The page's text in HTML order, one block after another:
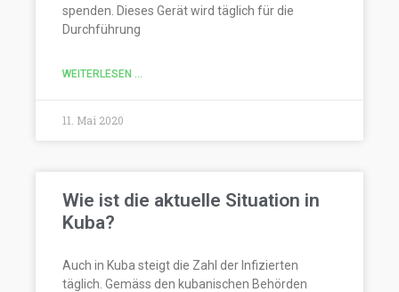
spenden. Dieses Gerät wird täglich für die
Durchführung
WEITERLESEN ...
11. Mai 2020
Wie ist die aktuelle Situation in
Kuba?
Auch in Kuba steigt die Zahl der Infizierten
täglich. Gemäss den kubanischen Behörden